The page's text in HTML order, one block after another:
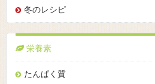
冬のレシピ
栄養素
たんぱく質